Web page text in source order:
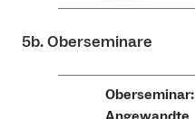
5b. Oberseminare
Oberseminar: